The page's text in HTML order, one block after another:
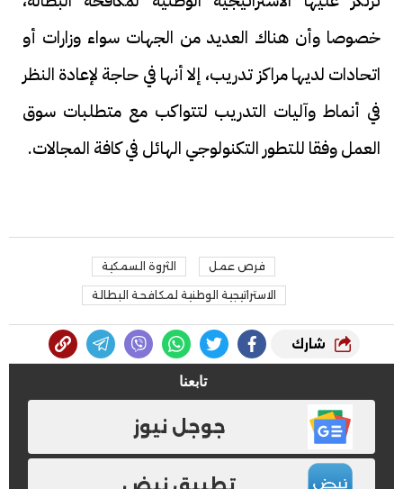
خصوصا وأن هناك العديد من الجهات سواء وزارات أو
اتحادات لديها مراكز تدريب، إلا أنها في حاجة لإعادة النظر
في أنماط وآليات التدريب لتتواكب مع متطلبات سوق
العمل وفقا للتطور التكنولوجي الهائل في كافة المجالات.
فرص عمل الثروة السمكية
الاستراتيجية الوطنية لمكافحة البطالة
شارك
تابعنا
جوجل نيوز